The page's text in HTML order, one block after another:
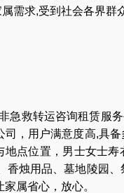
需求,受到社会各界群
急救转运咨询租赁服务
司
，用户满意度高,具
地点位置 ， 男士女士寿
香烛用品 、墓地陵园 、
属省心，放心。